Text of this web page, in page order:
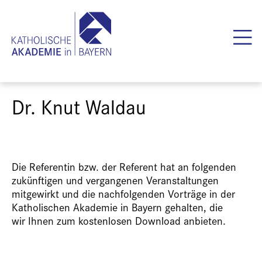
Dr. Knut Waldau
Die Referentin bzw. der Referent hat an folgenden
zukünftigen und vergangenen Veranstaltungen
mitgewirkt und die nachfolgenden Vorträge in der
Katholischen Akademie in Bayern gehalten, die
wir Ihnen zum kostenlosen Download anbieten.